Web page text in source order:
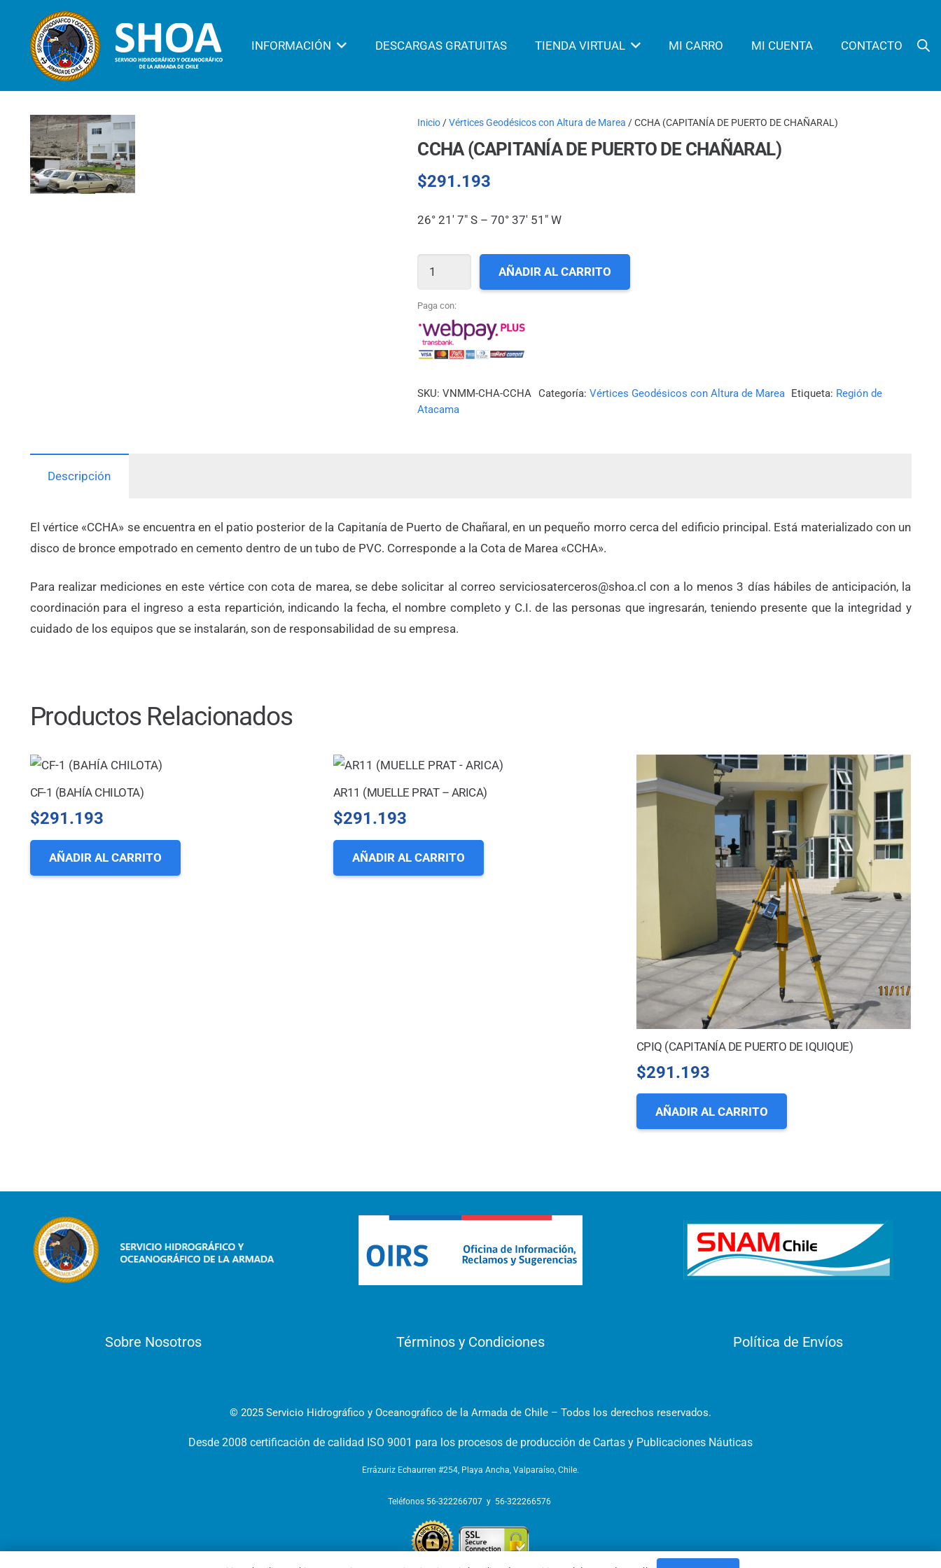
INFORMACIÓN DESCARGAS GRATUITAS TIENDA VIRTUAL MI CARRO MI CUENTA CONTACTO
Inicio /Vértices Geodésicos con Altura de Marea / CCHA (CAPITANÍA DE PUERTO DE CHAÑARAL)
CCHA (CAPITANÍA DE PUERTO DE CHAÑARAL)
$291.193
26° 21′ 7″ S – 70° 37′ 51″ W
(CAPITANÍA
DE
PUERTO
DE
cantidad
AÑADIR AL CARRITO
Paga con:
SKU:VNMM-CHA-CCHA Categoría: Vértices Geodésicos con Altura de Marea Etiqueta: Región de
Atacama
Descripción
El vértice «CCHA» se encuentra en el patio posterior de la Capitanía de Puerto de Chañaral, en un pequeño morro cerca del edificio principal. Está materializado con un
disco de bronce empotrado en cemento dentro de un tubo de PVC. Corresponde a la Cota de Marea «CCHA».
Para realizar mediciones en este vértice con cota de marea, se debe solicitar al correo serviciosaterceros@shoa.cl con a lo menos 3 días hábiles de anticipación, la
coordinación para el ingreso a esta repartición, indicando la fecha, el nombre completo y C.I. de las personas que ingresarán, teniendo presente que la integridad y
cuidado de los equipos que se instalarán, son de responsabilidad de su empresa.
Productos Relacionados
CF-1 (BAHÍA CHILOTA)
$291.193
AÑADIR AL CARRITO
AR11 (MUELLE PRAT – ARICA)
$291.193
AÑADIR AL CARRITO
CPIQ (CAPITANÍA DE PUERTO DE IQUIQUE)
$291.193
AÑADIR AL CARRITO
Sobre Nosotros Términos y Condiciones Política de Envíos
© 2025 Servicio Hidrográfico y Oceanográfico de la Armada de Chile – Todos los derechos reservados.
Desde 2008 certificación de calidad ISO 9001 para los procesos de producción de Cartas y Publicaciones Náuticas
Errázuriz Echaurren #254, Playa Ancha, Valparaíso, Chile.
Teléfonos 56-322266707 y 56-322266576